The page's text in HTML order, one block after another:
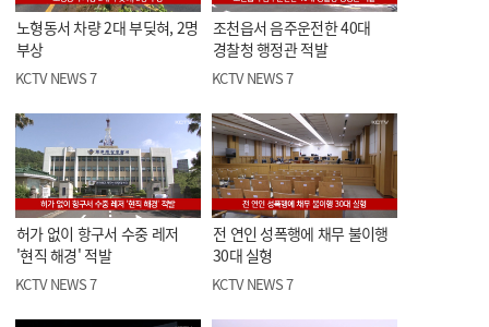
노형동서 차량 2대 부딪혀, 2명
부상
KCTV NEWS 7
조천읍서 음주운전한 40대
경찰청 행정관 적발
KCTV NEWS 7
허가 없이 항구서 수중 레저
'현직 해경' 적발
KCTV NEWS 7
전 연인 성폭행에 채무 불이행
30대 실형
KCTV NEWS 7